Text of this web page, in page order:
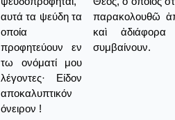
αυτά τα ψεύδη τα
οποία
προφητεύουν εν
τω ονόματί μου
λέγοντες· Είδον
αποκαλυπτικόν
όνειρον !
παρακολουθῶ
καὶ
συμβαίνουν.